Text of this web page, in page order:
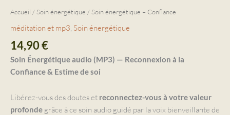
Accueil /Soin énergétique / Soin énergétique – Confiance
méditation et mp3, Soin énergétique
14,90€
Soin Énergétique audio (MP3) — Reconnexion à la
Confiance & Estime de soi
Libérez-vous des doutes et reconnectez-vous à votre valeur
profonde grâce à ce soin audio guidé par la voix bienveillante de